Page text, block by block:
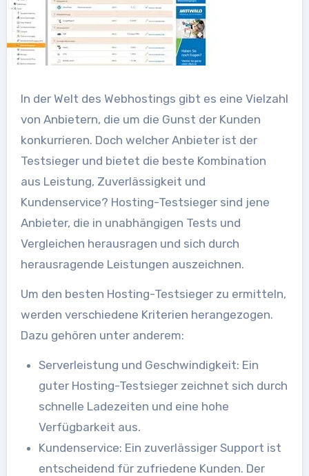
In der Welt des Webhostings gibt es eine Vielzahl
von Anbietern, die um die Gunst der Kunden
konkurrieren. Doch welcher Anbieter ist der
Testsieger und bietet die beste Kombination
aus Leistung, Zuverlässigkeit und
Kundenservice? Hosting-Testsieger sind jene
Anbieter, die in unabhängigen Tests und
Vergleichen herausragen und sich durch
herausragende Leistungen auszeichnen.
Um den besten Hosting-Testsieger zu ermitteln,
werden verschiedene Kriterien herangezogen.
Dazu gehören unter anderem:
Serverleistung und Geschwindigkeit: Ein
guter Hosting-Testsieger zeichnet sich durch
schnelle Ladezeiten und eine hohe
Verfügbarkeit aus.
Kundenservice: Ein zuverlässiger Support ist
entscheidend für zufriedene Kunden. Der